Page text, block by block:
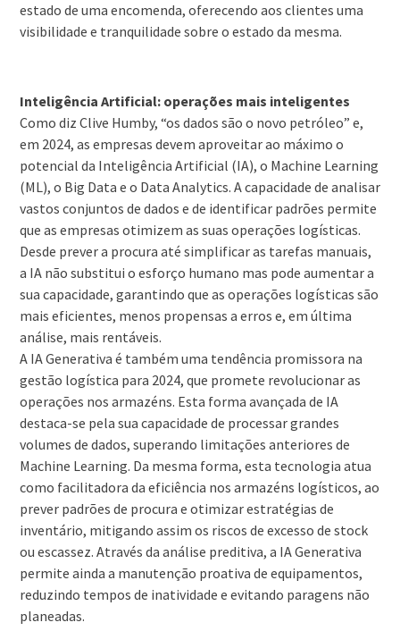
estado de uma encomenda, oferecendo aos clientes uma
visibilidade e tranquilidade sobre o estado da mesma.
Inteligência Artificial: operações mais inteligentes
Como diz Clive Humby, “os dados são o novo petróleo” e,
em 2024, as empresas devem aproveitar ao máximo o
potencial da Inteligência Artificial (IA), o Machine Learning
(ML), o Big Data e o Data Analytics. A capacidade de analisar
vastos conjuntos de dados e de identificar padrões permite
que as empresas otimizem as suas operações logísticas.
Desde prever a procura até simplificar as tarefas manuais,
a IA não substitui o esforço humano mas pode aumentar a
sua capacidade, garantindo que as operações logísticas são
mais eficientes, menos propensas a erros e, em última
análise, mais rentáveis.
A IA Generativa é também uma tendência promissora na
gestão logística para 2024, que promete revolucionar as
operações nos armazéns. Esta forma avançada de IA
destaca-se pela sua capacidade de processar grandes
volumes de dados, superando limitações anteriores de
Machine Learning. Da mesma forma, esta tecnologia atua
como facilitadora da eficiência nos armazéns logísticos, ao
prever padrões de procura e otimizar estratégias de
inventário, mitigando assim os riscos de excesso de stock
ou escassez. Através da análise preditiva, a IA Generativa
permite ainda a manutenção proativa de equipamentos,
reduzindo tempos de inatividade e evitando paragens não
planeadas.